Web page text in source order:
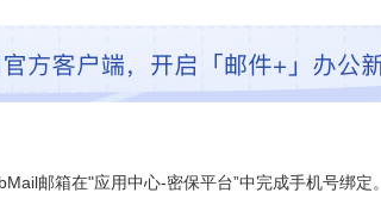
邮箱在"应用中心-密保平台”中完成手机号绑定。